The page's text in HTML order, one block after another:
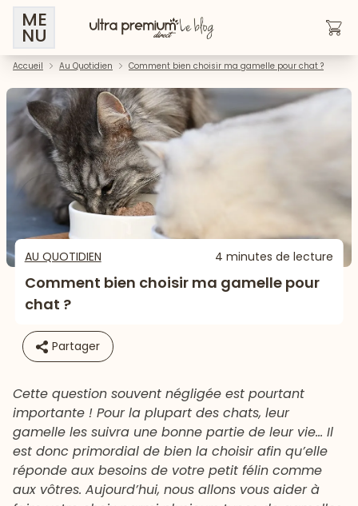
ME
NU
Accueil Au Quotidien Comment bien choisir ma gamelle pour chat ?
AU QUOTIDIEN 4 minutes de lecture
Comment bien choisir ma gamelle pour
chat ?
Partager
Cette question souvent négligée est pourtant
importante ! Pour la plupart des chats, leur
gamelle les suivra une bonne partie de leur vie… Il
est donc primordial de bien la choisir afin qu’elle
réponde aux besoins de votre petit félin comme
aux vôtres. Aujourd’hui, nous allons vous aider à